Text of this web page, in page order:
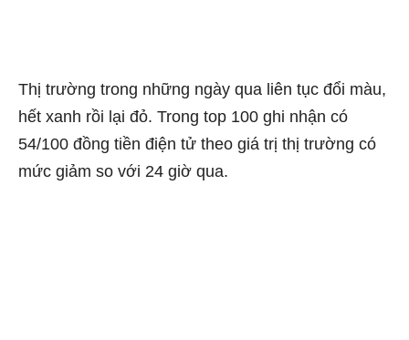
Thị trường trong những ngày qua liên tục đổi màu,
hết xanh rồi lại đỏ. Trong top 100 ghi nhận có
54/100 đồng tiền điện tử theo giá trị thị trường có
mức giảm so với 24 giờ qua.